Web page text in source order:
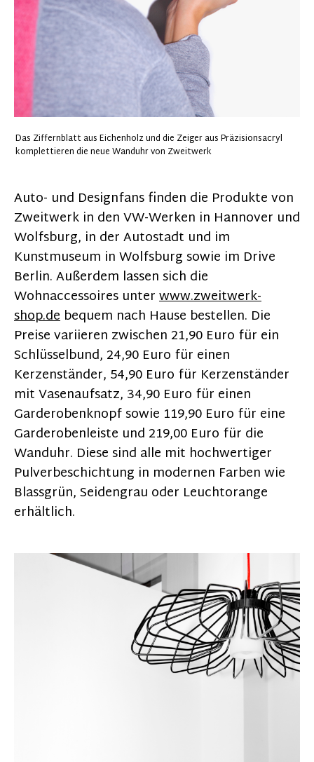
Das Ziffernblatt aus Eichenholz und die Zeiger aus Präzisionsacryl
komplettieren die neue Wanduhr von Zweitwerk
Auto- und Designfans finden die Produkte von
Zweitwerk in den VW-Werken in Hannover und
Wolfsburg, in der Autostadt und im
Kunstmuseum in Wolfsburg sowie im Drive
Berlin. Außerdem lassen sich die
Wohnaccessoires unterwww.zweitwerk-
shop.de bequem nach Hause bestellen. Die
Preise variieren zwischen 21,90 Euro für ein
Schlüsselbund, 24,90 Euro für einen
Kerzenständer, 54,90 Euro für Kerzenständer
mit Vasenaufsatz, 34,90 Euro für einen
Garderobenknopf sowie 119,90 Euro für eine
Garderobenleiste und 219,00 Euro für die
Wanduhr. Diese sind alle mit hochwertiger
Pulverbeschichtung in modernen Farben wie
Blassgrün, Seidengrau oder Leuchtorange
erhältlich.